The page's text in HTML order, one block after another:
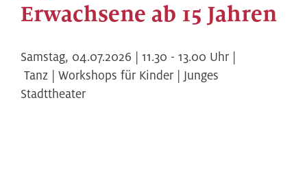
Erwachsene ab 15 Jahren
Samstag, 04.07.2026 | 11.30 - 13.00 Uhr |
Tanz | Workshops für Kinder | Junges
Stadttheater